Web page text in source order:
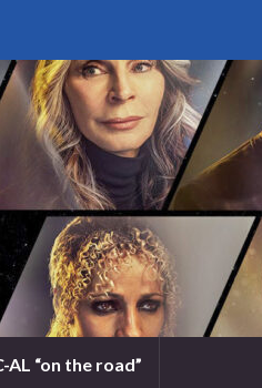
AL “on the road”